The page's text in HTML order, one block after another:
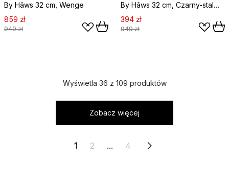
By Hâws 32 cm, Wenge
859 zł
949 zł
By Hâws 32 cm, Czarny-stal
nierdzewna
394 zł
949 zł
Wyświetla 36 z 109 produktów
Zobacz więcej
1 2 ... 4